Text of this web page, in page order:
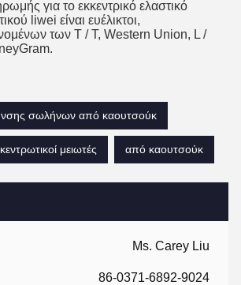
Ms. Carey Liu
86-0371-6892-9024
για το εκκεντρικό ελαστικό
liwei είναι ευέλικτοι,
των T / T, Western Union, L /
σωλήνων από καουτσούκ
μειωτές από καουτσούκ